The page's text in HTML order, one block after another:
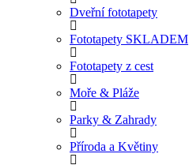
Dveřní fototapety
Fototapety SKLADEM
Fototapety z cest
Moře & Pláže
Parky & Zahrady
Příroda a Květiny